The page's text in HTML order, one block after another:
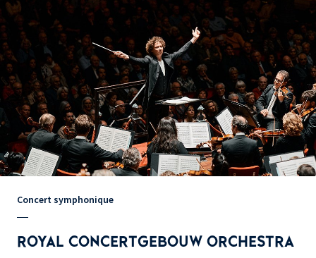
Concert symphonique
ROYAL CONCERTGEBOUW ORCHESTRA